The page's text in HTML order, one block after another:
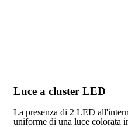
Luce a cluster LED
La presenza di 2 LED
uniforme di una luce colorata